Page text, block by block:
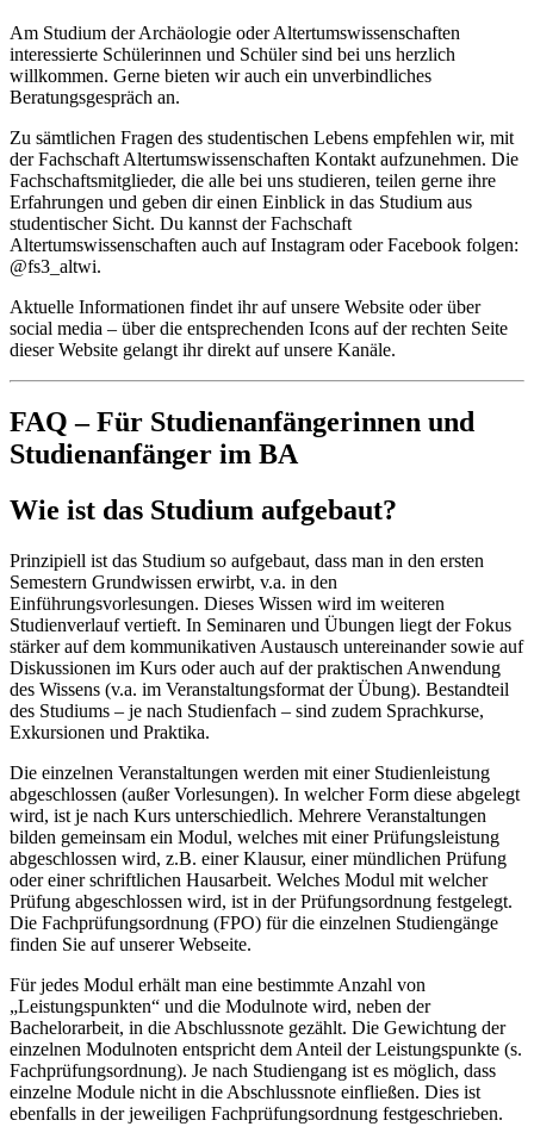
Am Studium der Archäologie oder Altertumswissenschaften
interessierte Schülerinnen und Schüler sind bei uns herzlich
willkommen. Gerne bieten wir auch ein unverbindliches
Beratungsgespräch an.
Zu sämtlichen Fragen des studentischen Lebens empfehlen wir, mit
der Fachschaft Altertumswissenschaften Kontakt aufzunehmen. Die
Fachschaftsmitglieder, die alle bei uns studieren, teilen gerne ihre
Erfahrungen und geben dir einen Einblick in das Studium aus
studentischer Sicht. Du kannst der Fachschaft
Altertumswissenschaften auch auf Instagram oder Facebook folgen:
@fs3_altwi.
Aktuelle Informationen findet ihr auf unsere Website oder über
social media – über die entsprechenden Icons auf der rechten Seite
dieser Website gelangt ihr direkt auf unsere Kanäle.
FAQ – Für Studienanfängerinnen und
Studienanfänger im BA
Wie ist das Studium aufgebaut?
Prinzipiell ist das Studium so aufgebaut, dass man in den ersten
Semestern Grundwissen erwirbt, v.a. in den
Einführungsvorlesungen. Dieses Wissen wird im weiteren
Studienverlauf vertieft. In Seminaren und Übungen liegt der Fokus
stärker auf dem kommunikativen Austausch untereinander sowie auf
Diskussionen im Kurs oder auch auf der praktischen Anwendung
des Wissens (v.a. im Veranstaltungsformat der Übung). Bestandteil
des Studiums – je nach Studienfach – sind zudem Sprachkurse,
Exkursionen und Praktika.
Die einzelnen Veranstaltungen werden mit einer Studienleistung
abgeschlossen (außer Vorlesungen). In welcher Form diese abgelegt
wird, ist je nach Kurs unterschiedlich. Mehrere Veranstaltungen
bilden gemeinsam ein Modul, welches mit einer Prüfungsleistung
abgeschlossen wird, z.B. einer Klausur, einer mündlichen Prüfung
oder einer schriftlichen Hausarbeit. Welches Modul mit welcher
Prüfung abgeschlossen wird, ist in der Prüfungsordnung festgelegt.
Die Fachprüfungsordnung (FPO) für die einzelnen Studiengänge
finden Sie auf unserer Webseite.
Für jedes Modul erhält man eine bestimmte Anzahl von
„Leistungspunkten“ und die Modulnote wird, neben der
Bachelorarbeit, in die Abschlussnote gezählt. Die Gewichtung der
einzelnen Modulnoten entspricht dem Anteil der Leistungspunkte (s.
Fachprüfungsordnung). Je nach Studiengang ist es möglich, dass
einzelne Module nicht in die Abschlussnote einfließen. Dies ist
ebenfalls in der jeweiligen Fachprüfungsordnung festgeschrieben.